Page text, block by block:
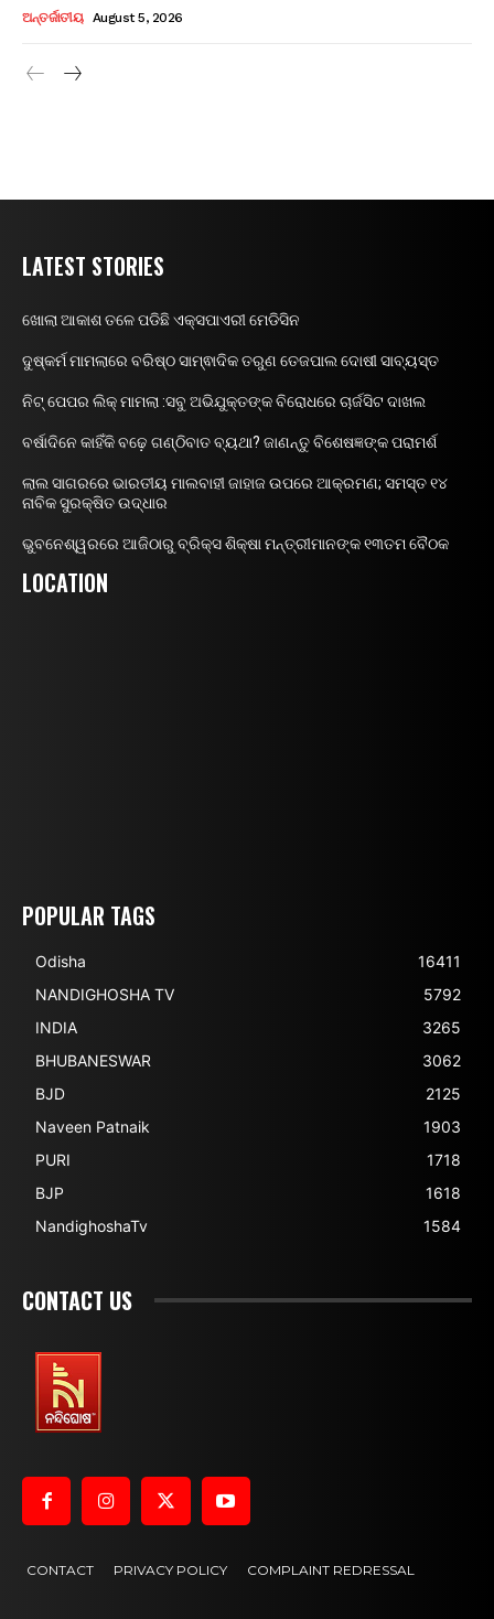
ଅନ୍ତର୍ଜାତୀୟ August 5, 2026
LATEST STORIES
ଖୋଲା ଆକାଶ ତଳେ ପଡିଛି ଏକ୍ସପାଏରୀ ମେଡିସିନ
ଦୁଷ୍କର୍ମ ମାମଲାରେ ବରିଷ୍ଠ ସାମ୍ଵାଦିକ ତରୁଣ ତେଜପାଲ ଦୋଷୀ ସାବ୍ୟସ୍ତ
ନିଟ୍ ପେପର ଲିକ୍ ମାମଲା :ସବୁ ଅଭିଯୁକ୍ତଙ୍କ ବିରୋଧରେ ଚାର୍ଜସିଟ ଦାଖଲ
ବର୍ଷାଦିନେ କାହିଁକି ବଢ଼େ ଗଣ୍ଠିବାତ ବ୍ୟଥା? ଜାଣନ୍ତୁ ବିଶେଷଜ୍ଞଙ୍କ ପରାମର୍ଶ
ଲାଲ ସାଗରରେ ଭାରତୀୟ ମାଲବାହୀ ଜାହାଜ ଉପରେ ଆକ୍ରମଣ; ସମସ୍ତ ୧୪
ନାବିକ ସୁରକ୍ଷିତ ଉଦ୍ଧାର
ଭୁବନେଶ୍ୱରରେ ଆଜିଠାରୁ ବ୍ରିକ୍ସ ଶିକ୍ଷା ମନ୍ତ୍ରୀମାନଙ୍କ ୧୩ତମ ବୈଠକ
LOCATION
POPULAR TAGS
Odisha
16411
NANDIGHOSHA TV
5792
INDIA
3265
BHUBANESWAR
3062
BJD
2125
Naveen Patnaik
1903
PURI
1718
BJP
1618
NandighoshaTv
1584
CONTACT US
CONTACT PRIVACY POLICY COMPLAINT REDRESSAL